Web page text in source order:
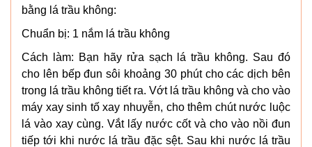
bằng lá trầu không:
Chuẩn bị: 1 nắm lá trầu không
Cách làm: Bạn hãy rửa sạch lá trầu không. Sau đó
cho lên bếp đun sôi khoảng 30 phút cho các dịch bên
trong lá trầu không tiết ra. Vớt lá trầu không và cho vào
máy xay sinh tố xay nhuyễn, cho thêm chút nước luộc
lá vào xay cùng. Vắt lấy nước cốt và cho vào nồi đun
tiếp tới khi nước lá trầu đặc sệt. Sau khi nước lá trầu